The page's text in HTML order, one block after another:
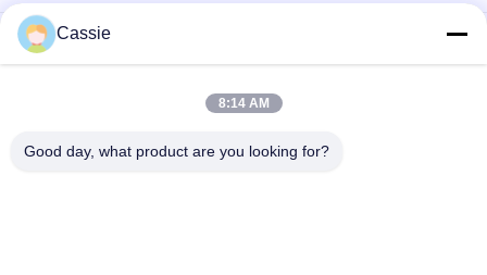
Het verstrekken van Masker die Noodzakelijk Ultrasoon
Materiaal aanpassen met 20Khz-Keramiekomvormer het
Verzegelen
15Khz de ultrasone Vervangstukken van de Hoge
Cassie
8:14 AM
Good day, what product are you looking for?